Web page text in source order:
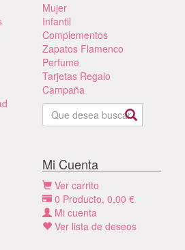
Mujer
Infantil
Complementos
Zapatos Flamenco
Perfume
Tarjetas Regalo
Campaña
Mi Cuenta
Ver carrito
0 Producto, 0,00 €
Mi cuenta
Ver lista de deseos